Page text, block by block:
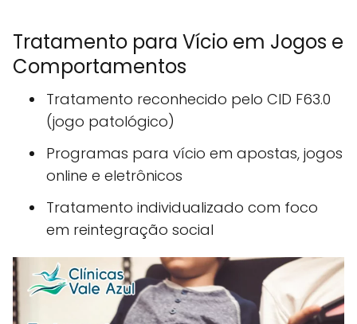
Tratamento para Vício em Jogos e
Comportamentos
Tratamento reconhecido pelo CID F63.0
(jogo patológico)
Programas para vício em apostas, jogos
online e eletrônicos
Tratamento individualizado com foco
em reintegração social